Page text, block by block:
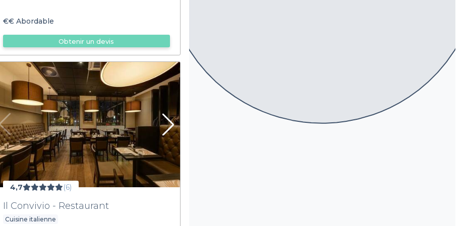
€€Abordable
Obtenir un devis
4,7 (6)
Il Convivio - Restaurant
Cuisine italienne